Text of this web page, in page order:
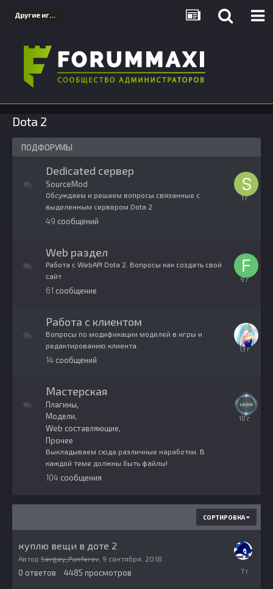
Другие игры
Dota 2
ПОДФОРУМЫ
Dedicated сервер
SourceMod
Обсуждаем и решаем вопросы связанные с
выделенным сервером Dota 2
49 сообщений
Web раздел
Работа с WebAPI Dota 2. Вопросы как создать свой
сайт
61 сообщение
22
Работа с клиентом
Вопросы по модификации моделей в игры и
редактированию клиента.
14 сообщений
Мастерская
Плагины
Модели
Web составляющие
Прочее
Выкладываем сюда различные наработки. В
каждой теме должны быть файлы!
104 сообщения
23
СОРТИРОВКА
куплю вещи в доте 2
Автор Sergey_Panferov 9 сентября, 2018
0 ответов 4485 просмотров
сентября,